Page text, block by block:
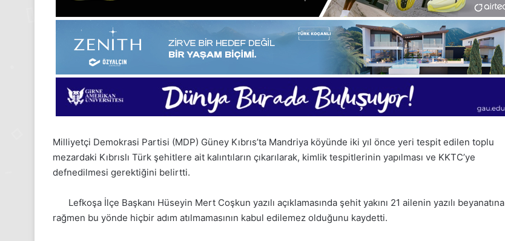
Milliyetçi Demokrasi Partisi (MDP) Güney Kıbrıs’ta Mandriya köyünde iki yıl önce yeri tespit edilen toplu
mezardaki Kıbrıslı Türk şehitlere ait kalıntıların çıkarılarak, kimlik tespitlerinin yapılması ve KKTC’ye
defnedilmesi gerektiğini belirtti.
Lefkoşa İlçe Başkanı Hüseyin Mert Coşkun yazılı açıklamasında şehit yakını 21 ailenin yazılı beyanatına
rağmen bu yönde hiçbir adım atılmamasının kabul edilemez olduğunu kaydetti.